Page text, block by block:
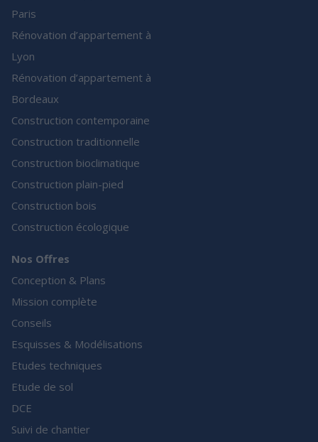
Paris
Rénovation d’appartement à
Lyon
Rénovation d’appartement à
Bordeaux
Construction contemporaine
Construction traditionnelle
Construction bioclimatique
Construction plain-pied
Construction bois
Construction écologique
Nos Offres
Conception & Plans
Mission complète
Conseils
Esquisses & Modélisations
Etudes techniques
Etude de sol
DCE
Suivi de chantier